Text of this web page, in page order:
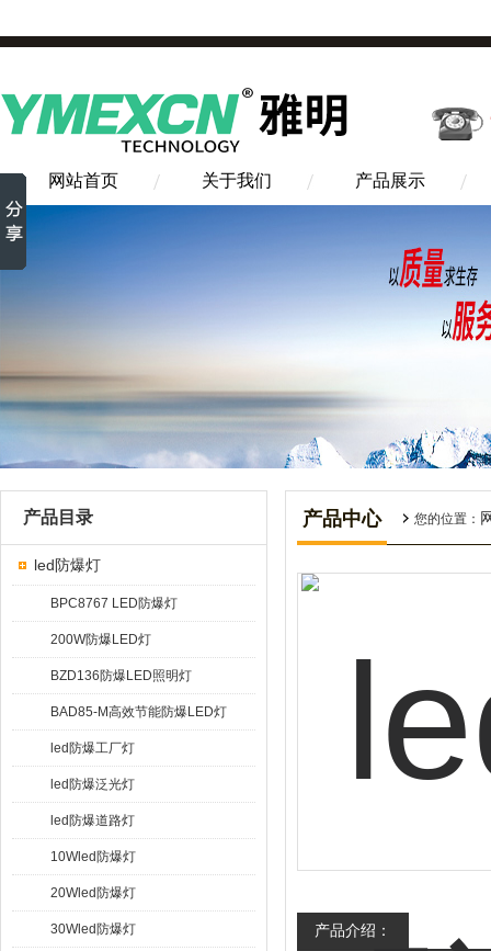
网站首页 关于我们 产品展示
产品目录
led防爆灯
BPC8767 LED防爆灯
200W防爆LED灯
BZD136防爆LED照明灯
BAD85-M高效节能防爆LED灯
led防爆工厂灯
led防爆泛光灯
led防爆道路灯
10Wled防爆灯
20Wled防爆灯
30Wled防爆灯
产品中心 您的位置：
产品介绍：